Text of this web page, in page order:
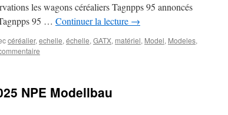
les wagons céréaliers Tagnpps 95 annoncés
95 … Continuer la lecture →
céréalier, echelle, échelle, GATX, matériel, Model, Modeles,
NPE Modellbau